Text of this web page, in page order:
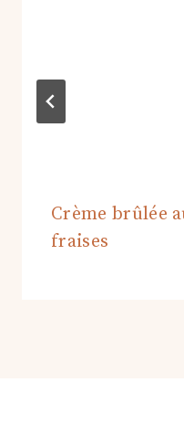
Crème brûlée
fraises